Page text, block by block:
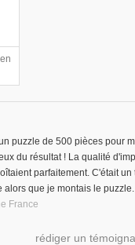
puzzle de 500 pièces pour
du résultat ! La qualité
parfaitement. C'était
que je montais le
France
rédiger un